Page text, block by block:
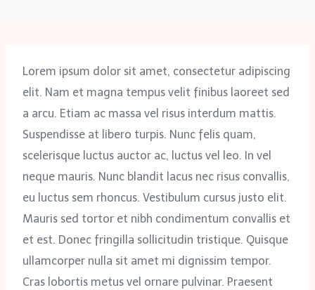
Lorem ipsum dolor sit amet, consectetur adipiscing
elit. Nam et magna tempus velit finibus laoreet sed
a arcu. Etiam ac massa vel risus interdum mattis.
Suspendisse at libero turpis. Nunc felis quam,
scelerisque luctus auctor ac, luctus vel leo. In vel
neque mauris. Nunc blandit lacus nec risus convallis,
eu luctus sem rhoncus. Vestibulum cursus justo elit.
Mauris sed tortor et nibh condimentum convallis et
et est. Donec fringilla sollicitudin tristique. Quisque
ullamcorper nulla sit amet mi dignissim tempor.
Cras lobortis metus vel ornare pulvinar. Praesent